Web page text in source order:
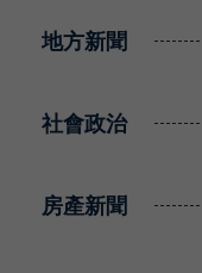
地方新聞
社會政治
房產新聞